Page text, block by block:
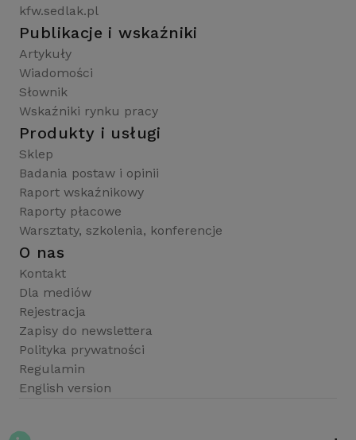
kfw.sedlak.pl
Publikacje i wskaźniki
Artykuły
Wiadomości
Słownik
Wskaźniki rynku pracy
Produkty i usługi
Sklep
Badania postaw i opinii
Raport wskaźnikowy
Raporty płacowe
Warsztaty, szkolenia, konferencje
O nas
Kontakt
Dla mediów
Rejestracja
Zapisy do newslettera
Polityka prywatności
Regulamin
English version